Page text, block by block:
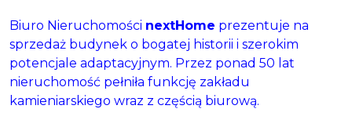
Biuro Nieruchomości nextHome prezentuje na
sprzedaż budynek o bogatej historii i szerokim
potencjale adaptacyjnym. Przez ponad 50 lat
nieruchomość pełniła funkcję zakładu
kamieniarskiego wraz z częścią biurową.